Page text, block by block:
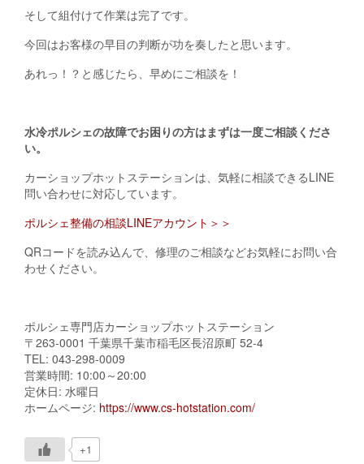
そして組付けて作業は完了です。
今回はお客様の早目の判断が功を奏したと思います。
あれっ！？と感じたら、早めにご相談を！
水冷ポルシェの故障でお困りの方はまずは一度ご相談くださ
い。
カーショップホットステーションは、気軽に相談できるLINE
問い合わせに対応しています。
ポルシェ整備の相談LINEアカウント＞＞
QRコードを読み込んで、修理のご相談などお気軽にお問い合
わせください。
ポルシェ専門店カーショップホットステーション
〒263-0001 千葉県千葉市稲毛区長沼原町 52-4
TEL: 043-298-0009
営業時間: 10:00～20:00
定休日: 水曜日
ホームページ: https://www.cs-hotstation.com/
+1